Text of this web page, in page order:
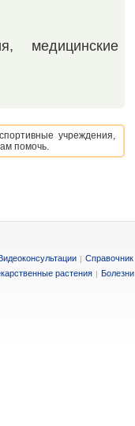
медицинские
учреждения,
помочь.
| Справочник
растения | Болезни